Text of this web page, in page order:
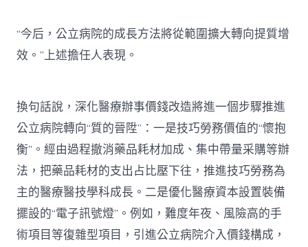
“今后，公立病院的成長方法將從範圍擴大轉向提質增
效。”上述擔任人表現。
換句話說，深化醫療辦事價錢改造將進一個步驟推進
公立病院轉向“質的晉陞”：一是技巧勞務價值的“懷抱
衡”。經由過程撤消藥品耗材加成、集中帶量采購等辦
法，把藥品耗材的支出占比壓下往，推進技巧勞務為
主的醫療醫技學科成長。二是優化醫療資本設置裝備
擺設的“電子訊號燈”。例如，難度年夜、風險高的手
術項目等復雜型項目，引進公立病院介入價錢構成，